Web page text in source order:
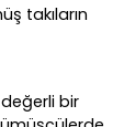
takıların
bir